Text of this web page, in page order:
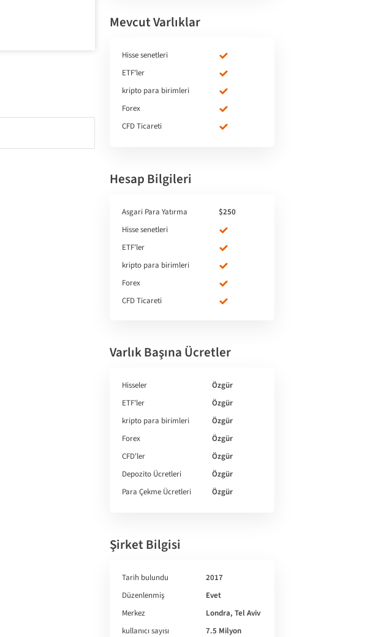
Mevcut Varlıklar
Hisse senetleri
ETF'ler
kripto para birimleri
Forex
CFD Ticareti
Hesap Bilgileri
Asgari Para Yatırma
$250
Hisse senetleri
ETF'ler
kripto para birimleri
Forex
CFD Ticareti
Varlık Başına Ücretler
Hisseler
Özgür
ETF'ler
Özgür
kripto para birimleri
Özgür
Forex
Özgür
CFD'ler
Özgür
Depozito Ücretleri
Özgür
Para Çekme Ücretleri
Özgür
Şirket Bilgisi
Tarih bulundu
2017
Düzenlenmiş
Evet
Merkez
Londra, Tel Aviv
kullanıcı sayısı
7.5 Milyon